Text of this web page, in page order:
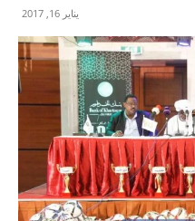
يناير 16, 2017